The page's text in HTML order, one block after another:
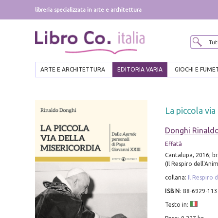
libreria specializzata in arte e architettura
ARTE E ARCHITETTURA EDITORIA VARIA GIOCHI E
La piccola
Donghi
Effatà
Cantalupa, 2016;
(Il Respiro
collana: Il Respiro
ISBN : 88-6929-
Testo in: